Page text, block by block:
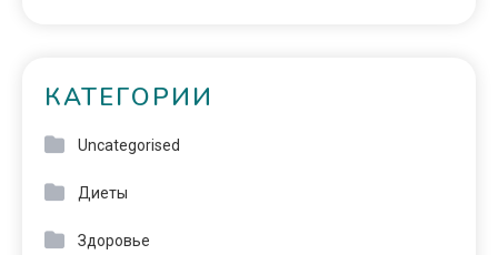
КАТЕГОРИИ
Uncategorised
Диеты
Здоровье